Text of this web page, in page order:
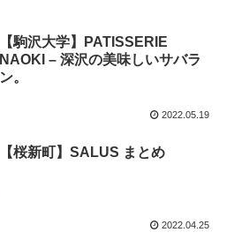
【駒沢大学】PATISSERIE
NAOKI – 深沢の美味しいサバラ
ン。
2022.05.19
【桜新町】SALUS まとめ
2022.04.25